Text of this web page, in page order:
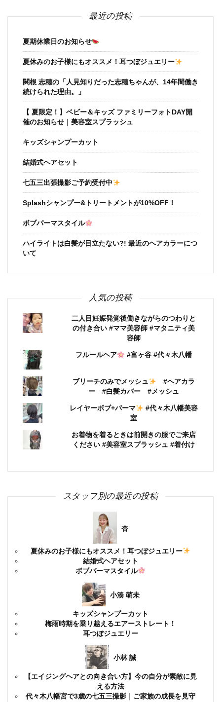
最近の投稿
夏期休業日のお知らせ
夏休みのお子様にもオススメ！耳つぼジュエリー
関根 志穂の「人見知りだった志穂ちゃんが、14年間働き
続けられた理由。」
【 夏限定！】ベビー＆キッズ ファミリーフォトDAY開
催のお知らせ｜美容室スプラッシュ
キッズシャンプーカット
結婚式ヘアセット
七五三出張撮影ご予約受付中
Splashシャンプー&トリートメントが10%OFF！
ボブパーマスタイル
ハイライトは白髪が目立たない?! 最近のヘアカラーにつ
いて
人気の投稿
二人目妊娠発覚後働きながらのつわりと
の付き合い #ママ美容師 #マタニティ美
容師
フルールヘア #富ヶ谷 #代々木八幡
ブリーチのみでメッシュ
#ヘアカラ
ー #白髪カバー #メッシュ
レイヤーボブ+パーマ
#代々木八幡美容
室
お着物を着るときは前開きの服でご来店
ください #美容室スプラッシュ #着付け
スタッフ別の最近の投稿
杏
夏休みのお子様にもオススメ！耳つぼジュエリー
結婚式ヘアセット
ボブパーマスタイル
小湊 萌未
キッズシャンプーカット
梅雨時期を乗り越えるエアーストレート！
耳つぼジュエリー
小林 誠
【エイジングヘアとの向き合い方】今の自分が素敵に見
える方法
代々木八幡宮で3歳の七五三撮影｜ご家族の成長を見守